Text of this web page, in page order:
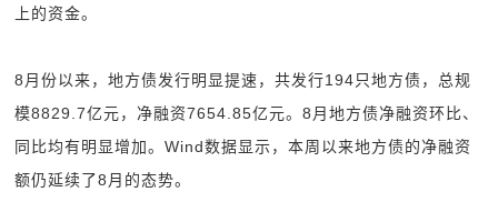
上的资金。
8月份以来，地方债发行明显提速，共发行194只地方债，总规
模8829.7亿元，净融资7654.85亿元。8月地方债净融资环比、
同比均有明显增加。Wind数据显示，本周以来地方债的净融资
额仍延续了8月的态势。